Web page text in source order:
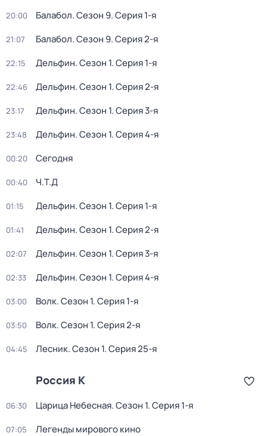
20:00 Балабол. Сезон 9. Серия 1-я
21:07 Балабол. Сезон 9. Серия 2-я
22:15 Дельфин. Сезон 1. Серия 1-я
22:46 Дельфин. Сезон 1. Серия 2-я
23:17 Дельфин. Сезон 1. Серия 3-я
23:48 Дельфин. Сезон 1. Серия 4-я
00:20 Сегодня
00:40 Ч.T.Д
01:15 Дельфин. Сезон 1. Серия 1-я
01:41 Дельфин. Сезон 1. Серия 2-я
02:07 Дельфин. Сезон 1. Серия 3-я
02:33 Дельфин. Сезон 1. Серия 4-я
03:00 Волк. Сезон 1. Серия 1-я
03:50 Волк. Сезон 1. Серия 2-я
04:45 Лесник. Сезон 1. Серия 25-я
Россия К
06:30 Царица Небесная. Сезон 1. Серия 1-я
07:05 Легенды мирового кино